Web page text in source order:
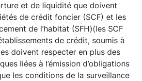
et de liquidité que doivent
de crédit foncier (SCF) et les
de l’habitat (SFH)(les SCF
de crédit, soumis à
doivent respecter en plus des
liées à l’émission d’obligations
les conditions de la surveillance